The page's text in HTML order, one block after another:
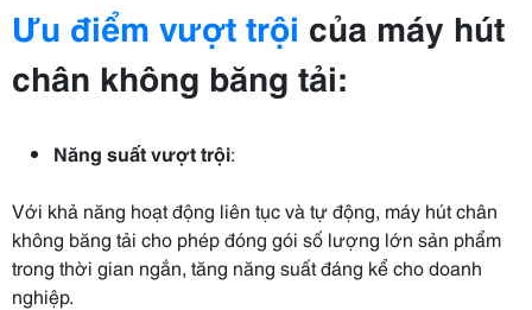
Ưu điểm vượt trội của máy hút
chân không băng tải:
Năng suất vượt trội:
Với khả năng hoạt động liên tục và tự động, máy hút chân
không băng tải cho phép đóng gói số lượng lớn sản phẩm
trong thời gian ngắn, tăng năng suất đáng kể cho doanh
nghiệp.